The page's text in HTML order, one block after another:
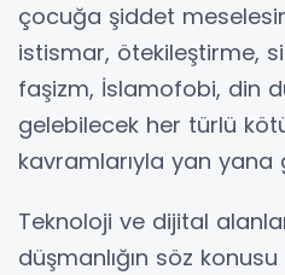
çocuğa şiddet
istismar, ötekileştirme,
faşizm, İslamofobi, din
gelebilecek her türlü
kavramlarıyla yan yana
Teknoloji ve dijital
düşmanlığın söz konusu